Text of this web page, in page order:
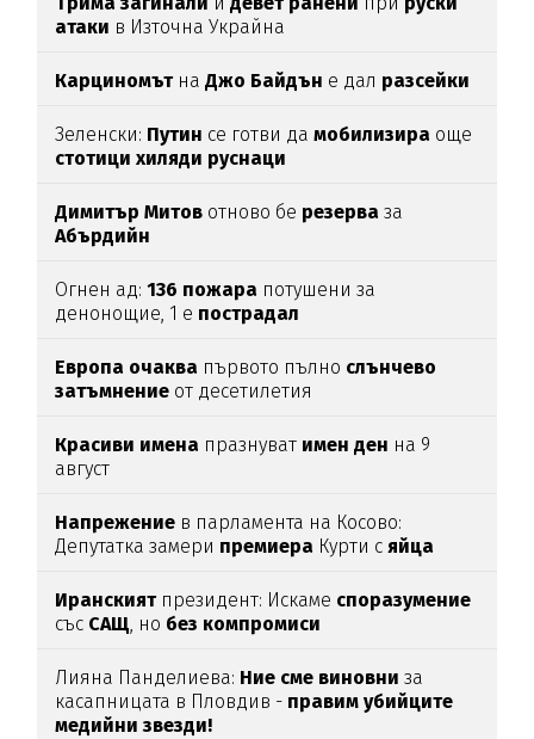
атаки в Източна Украйна
КарциномътнаДжо Байдън е дал разсейки
Зеленски: Путин се готви дамобилизира още
стотици хиляди руснаци
Димитър Митов отново бе резерва за
Абърдийн
Огнен ад:136 пожара потушени за
денонощие, 1 е пострадал
Европа очаква първото пълно слънчево
затъмнение от десетилетия
Красиви имена празнуват имен ден на 9
август
Напрежение в парламента на Косово:
Депутатка замери премиера Курти сяйца
Иранскиятпрезидент: Искаме споразумение
със САЩ, но без компромиси
Лияна Панделиева: Ние сме виновниза
касапницата в Пловдив - правим убийците
медийни звезди!